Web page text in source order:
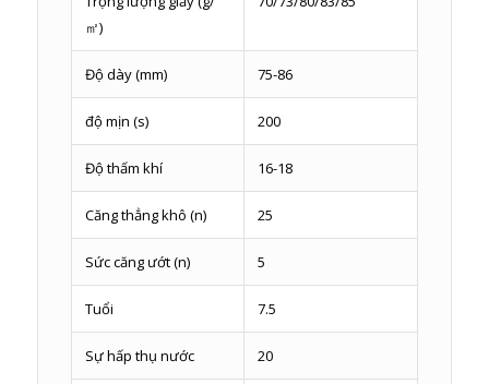
㎡)
Độ dày (mm) 75-86
độ mịn (s) 200
Độ thấm khí 16-18
Căng thẳng khô (n) 25
Sức căng ướt (n) 5
Tuổi 7.5
Sự hấp thụ nước 20